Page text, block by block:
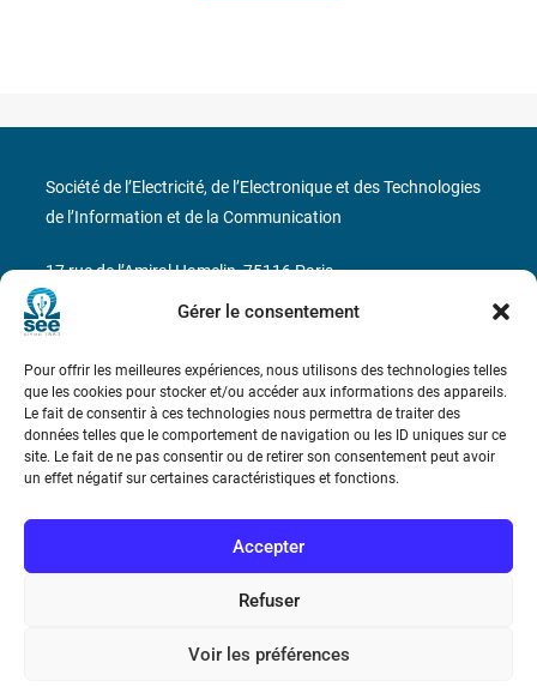
Gérer le consentement
Pour offrir les meilleures expériences, nous utilisons des technologies telles
que les cookies pour stocker et/ou accéder aux informations des appareils.
Le fait de consentir à ces technologies nous permettra de traiter des
données telles que le comportement de navigation ou les ID uniques sur ce
site. Le fait de ne pas consentir ou de retirer son consentement peut avoir
un effet négatif sur certaines caractéristiques et fonctions.
Accepter
Refuser
Voir les préférences
Bicentenaire des découvertes d’André-
Conditions Générales de Vente
Société de l’Electricité, de l’Electronique et des Technologies
de l’Information et de la Communication
17 rue de l’Amiral Hamelin75116 Paris
Métro : « Boissière » Ligne 6 et « Iéna » Ligne 9
Téléphone : (+33) 1 56 90 37 17
N° de SIREN : 785 393 232, Code APE : 9412Z TVA intra-
communautaire : FR44 785 393 232